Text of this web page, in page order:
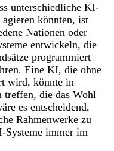
unterschiedliche KI-
könnten, ist
Nationen oder
entwickeln, die
programmiert
Eine KI, die ohne
wird, könnte in
treffen, die das Wohl
es entscheidend,
Rahmenwerke zu
Systeme immer im